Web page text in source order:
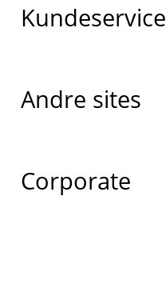
Kundeservice
Andre sites
Corporate